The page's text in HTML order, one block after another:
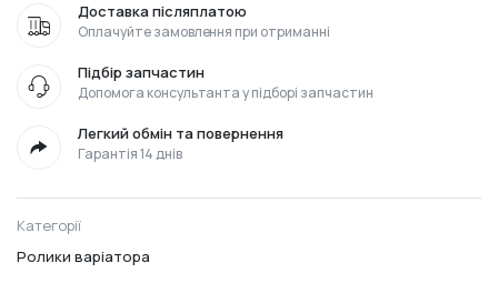
Доставка післяплатою
Оплачуйте замовлення при отриманні
Підбір запчастин
Допомога консультанта у підборі запчастин
Легкий обмін та повернення
Гарантія 14 днів
Категорії
Ролики варіатора